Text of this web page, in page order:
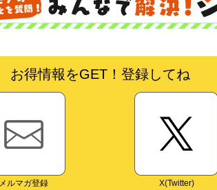
お得情報をGET！登録してね
メルマガ登録 X(Twitter)